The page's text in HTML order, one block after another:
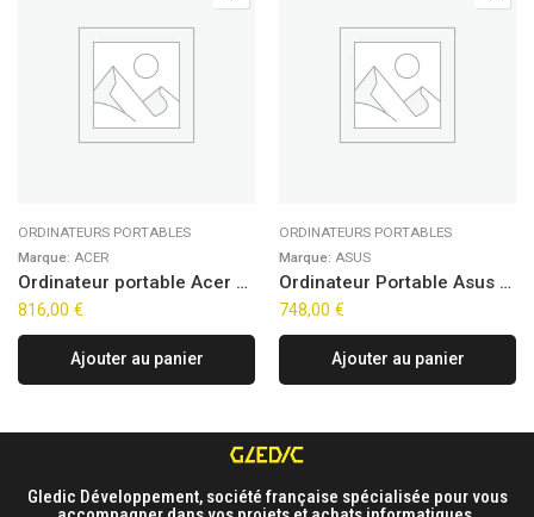
ORDINATEURS PORTABLES
Marque: ACER
Ordinateur portable Acer Aspire Go 15 AG15-72P-54UU (15.6″)
816,00 €
Ajouter au panier
ORDINATEURS PORTABLES
Marque: ASUS
Ordinateur Portable Asus VivoBook 15 E1504FA-DICBQ2932W (16″)
748,00 €
Ajouter au panier
Gledic Développement, société française spécialisée pour vous